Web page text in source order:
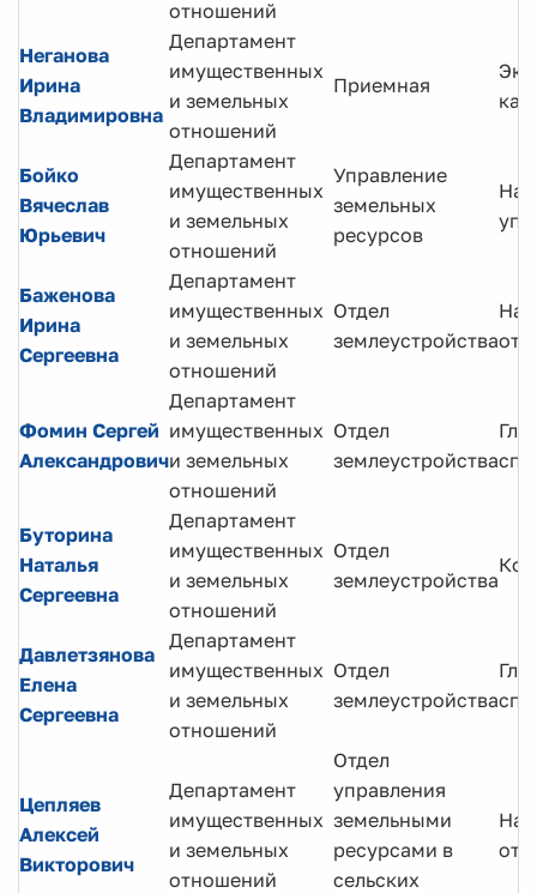
отношений
Неганова
Ирина
Владимировна
Департамент
имущественных
и земельных
отношений
Приемная
Бойко
Вячеслав
Юрьевич
Департамент
имущественных
и земельных
отношений
Управление
земельных
ресурсов
Баженова
Ирина
Сергеевна
Департамент
имущественных
и земельных
отношений
Отдел
землеустройства
Фомин Сергей
Александрович
Департамент
имущественных
и земельных
отношений
Отдел
землеустройства
Буторина
Наталья
Сергеевна
Департамент
имущественных
и земельных
отношений
Отдел
землеустройства
Давлетзянова
Елена
Сергеевна
Департамент
имущественных
и земельных
отношений
Отдел
землеустройства
Цепляев
Алексей
Викторович
Департамент
имущественных
и земельных
отношений
Отдел
управления
земельными
ресурсами в
сельских